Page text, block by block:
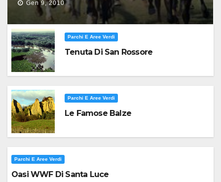
Gen 9, 2010
Parchi E Aree Verdi
Tenuta Di San Rossore
Parchi E Aree Verdi
Le Famose Balze
Parchi E Aree Verdi
Oasi WWF Di Santa Luce